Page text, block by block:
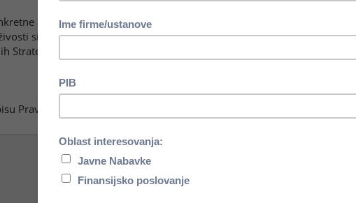
aktivnosti (unapređenje regulatornog okvira, jačanje institucijalnog
sistema javnih nabavki i suzbijanje neregularnosti javnih nabavki) u
Strategijom za period do kraja 2018. godine kao i rokovi u kojima će biti
Pravnik 2/2018